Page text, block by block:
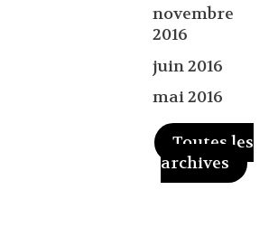
novembre
2016
juin 2016
mai 2016
Toutes les
archives